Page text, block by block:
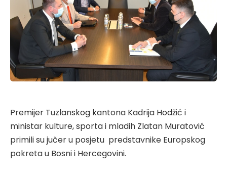
Premijer Tuzlanskog kantona Kadrija Hodžić i
ministar kulture, sporta i mladih Zlatan Muratović
primili su jučer u posjetu predstavnike Europskog
pokreta u Bosni i Hercegovini.